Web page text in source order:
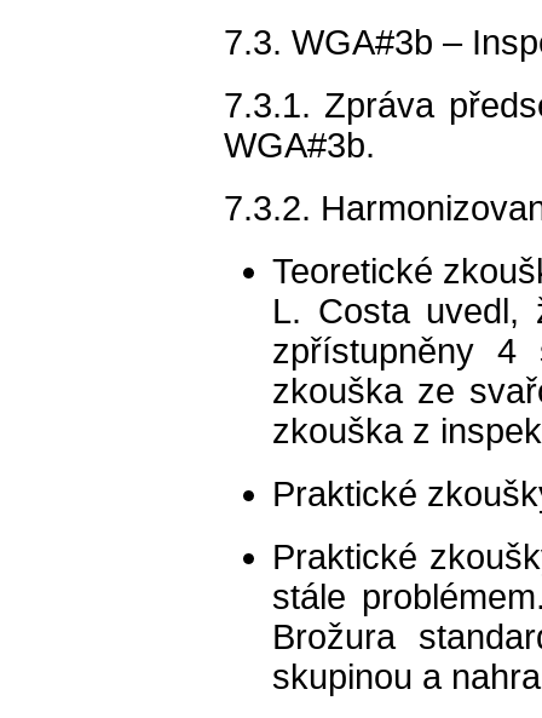
7.3. WGA#3b –
7.3.1. Zpráva
WGA#3b.
7.3.2.
Teoretické
L. Costa uvedl,
zpřístupněny
zkouška ze
zkouška z
Praktické
Praktické
stále
Brožura
skupinou a